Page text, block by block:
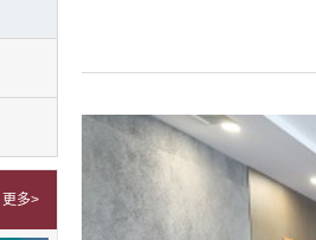
更多>